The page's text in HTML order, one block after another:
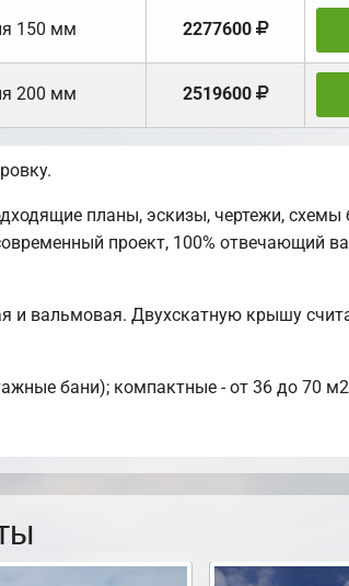
150 мм 2277600
200 мм 2519600
планы, эскизы, чертежи, схемы
проект, 100% отвечающий
и вальмовая. Двухскатную крышу
бани); компактные - от 36 до 70